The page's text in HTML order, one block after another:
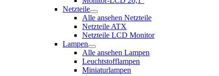
Netzteile
Alle ansehen Netzteile
Netzteile ATX
Netzteile LCD Monitor
Lampen
Alle ansehen Lampen
Leuchtstofflampen
Miniaturlampen